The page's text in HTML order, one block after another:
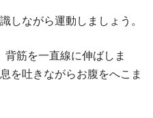
しながら運動しましょう。
背筋を一直線に伸ばしま
を吐きながらお腹をへこま